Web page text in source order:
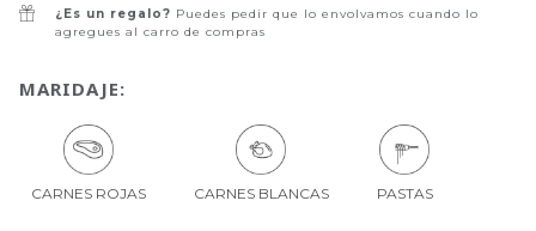
¿Es un regalo? Puedes pedir que lo envolvamos cuando lo
agregues al carro de compras
MARIDAJE:
CARNES ROJAS CARNES BLANCAS PASTAS